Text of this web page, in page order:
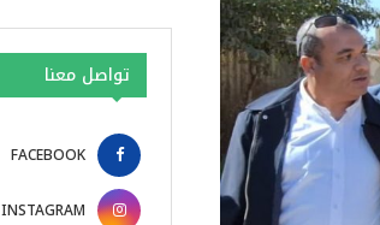
تواصل معنا
FACEBOOK
INSTAGRAM